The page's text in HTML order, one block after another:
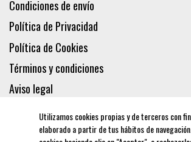
Condiciones de envío
Política de Privacidad
Política de Cookies
Términos y condiciones
Aviso legal
Utilizamos cookies propias y de terceros con
elaborado a partir de tus hábitos de